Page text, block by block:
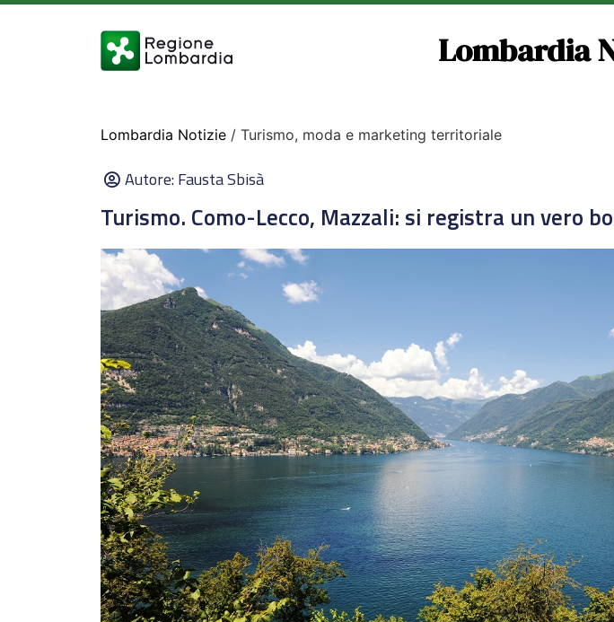
Lombardia
Lombardia Notizie / Turismo, moda e marketing territoriale
Autore:Fausta Sbisà
Turismo. Como-Lecco, Mazzali: si registra un vero